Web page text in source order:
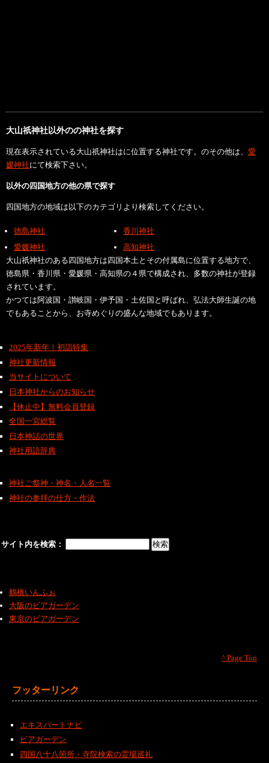
大山祇神社以外のの神社を探す
現在表示されている大山祇神社はに位置する神社です。のその他は、 愛
媛神社にて検索下さい。
以外の四国地方の他の県で探す
四国地方の地域は以下のカテゴリより検索してください。
徳島神社
香川神社
愛媛神社
高知神社
大山祇神社のある四国地方は四国本土とその付属島に位置する地方で、
徳島県・香川県・愛媛県・高知県の４県で構成され、多数の神社が登録
されています。
かつては阿波国・讃岐国・伊予国・土佐国と呼ばれ、弘法大師生誕の地
でもあることから、お寺めぐりの盛んな地域でもあります。
2025年新年！初詣特集
神社更新情報
当サイトについて
日本神社からのお知らせ
【休止中】無料会員登録
全国一宮総覧
日本神話の世界
神社用語辞典
神社ご祭神・神名・人名一覧
神社の参拝の仕方・作法
サイト内を検索：
鶴橋いんふぉ
大阪のビアガーデン
東京のビアガーデン
^ Page Top
フッターリンク
エキスパートナビ
ビアガーデン
四国八十八箇所・寺院検索の霊場巡礼